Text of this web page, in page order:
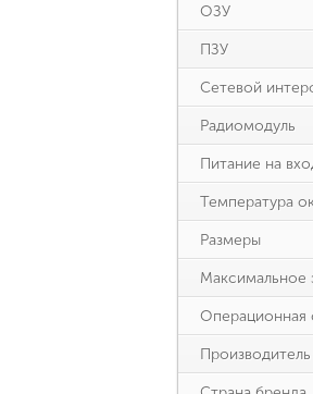
ОЗУ
ПЗУ
Сетевой
Радиомодуль
Питание на
Температура
Размеры
Максимальное
Операционная
Производитель